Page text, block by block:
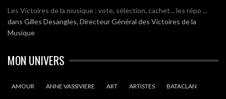
Les Victoires de la musique : vote, sélection, cachet... les répo ...
dans Gilles Desangles, Directeur Général des Victoires de la
Musique
MON UNIVERS
AMOUR ANNE VASSIVIERE ART ARTISTES BATACLAN